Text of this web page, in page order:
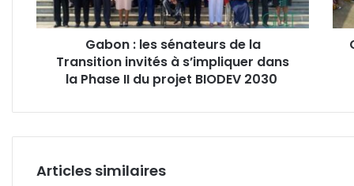
invités
à
dans
II
2030
Gabon : les sénateurs de la
Transition invités à s’impliquer dans
la Phase II du projet BIODEV 2030
bien
Articles similaires